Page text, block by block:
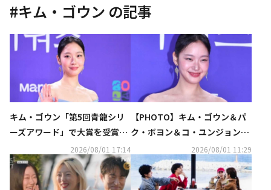
#キム・ゴウン の記事
キム・ゴウン「第5回青龍シリ
ーズアワード」で大賞を受賞…
最優秀作品賞は「伝説のキッチ
ン・ソルジャー」に（総合）
2026/08/01 17:14
【PHOTO】キム・ゴウン＆パ
ク・ボヨン＆コ・ユンジョンら
「第5回青龍シリーズアワー
ド」レッドカーペットに登場
2026/08/01 11:29